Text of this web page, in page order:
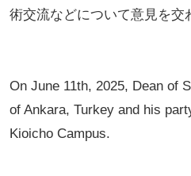
術交流などについて意見を交
On June 11th, 2025, Dean of
of Ankara, Turkey and his
Kioicho Campus.